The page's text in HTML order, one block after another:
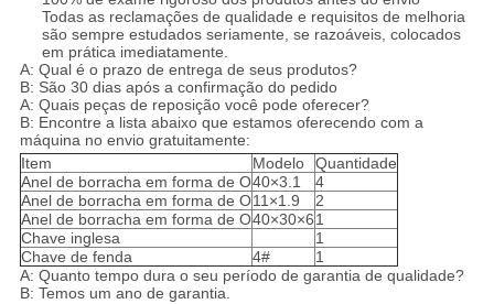
Todas as reclamações de qualidade e requisitos de melhoria
são sempre estudados seriamente, se razoáveis, colocados
em prática imediatamente.
A: Qual é o prazo de entrega de seus produtos?
B: São 30 dias após a confirmação do pedido
A: Quais peças de reposição você pode oferecer?
B: Encontre a lista abaixo que estamos oferecendo com a
máquina no envio gratuitamente:
Item
Modelo
Quantidade
Anel de borracha em forma de O40×3.1
4
Anel de borracha em forma de O11×1.9
2
Anel de borracha em forma de O40×30×61
Chave inglesa
1
Chave de fenda
4#
1
A: Quanto tempo dura o seu período de garantia de qualidade?
B: Temos um ano de garantia.